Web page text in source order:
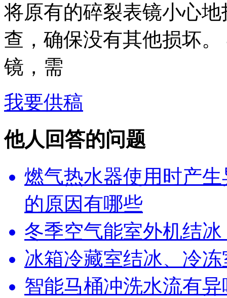
将原有的碎裂表镜小心
查，确保没有其他损坏
镜，需
我要供稿
他人回答的问题
燃气热水器使用时产
的原因有哪些
冬季空气能室外机结
冰箱冷藏室结冰、冷
智能马桶冲洗水流有